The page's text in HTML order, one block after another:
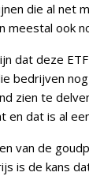
die al net
meestal ook
dat deze
bedrijven
zien te
en dat is al
van de
is de kans